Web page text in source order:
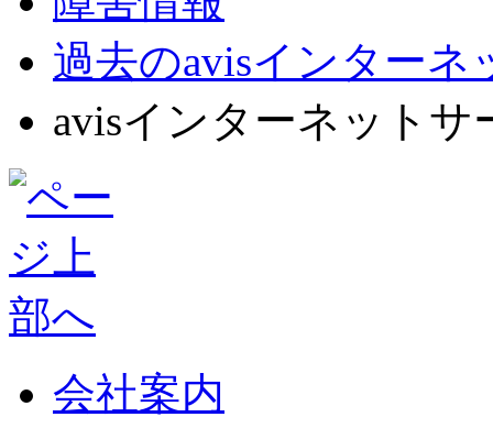
過去のavisインターネ
avisインターネットサ
会社案内